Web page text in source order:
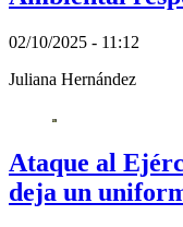
02/10/2025 - 11:12
Juliana Hernández
Ataque al
deja un